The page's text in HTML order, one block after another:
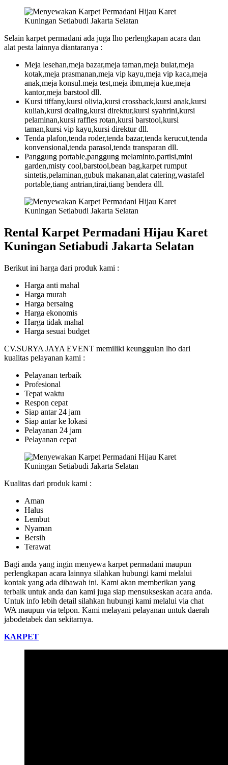
Selain karpet permadani ada juga lho perlengkapan acara dan
alat pesta lainnya diantaranya :
Meja lesehan,meja bazar,meja taman,meja bulat,meja
kotak,meja prasmanan,meja vip kayu,meja vip kaca,meja
anak,meja konsul.meja test,meja ibm,meja kue,meja
kantor,meja barstool dll.
Kursi tiffany,kursi olivia,kursi crossback,kursi anak,kursi
kuliah,kursi dealing,kursi direktur,kursi syahrini,kursi
pelaminan,kursi raffles rotan,kursi barstool,kursi
taman,kursi vip kayu,kursi direktur dll.
Tenda plafon,tenda roder,tenda bazar,tenda kerucut,tenda
konvensional,tenda parasol,tenda transparan dll.
Panggung portable,panggung melaminto,partisi,mini
garden,misty cool,barstool,bean bag,karpet rumput
sintetis,pelaminan,gubuk makanan,alat catering,wastafel
portable,tiang antrian,tirai,tiang bendera dll.
Rental Karpet Permadani Hijau Karet
Kuningan Setiabudi Jakarta Selatan
Berikut ini harga dari produk kami :
Harga anti mahal
Harga murah
Harga bersaing
Harga ekonomis
Harga tidak mahal
Harga sesuai budget
CV.SURYA JAYA EVENT memiliki keunggulan lho dari
kualitas pelayanan kami :
Pelayanan terbaik
Profesional
Tepat waktu
Respon cepat
Siap antar 24 jam
Siap antar ke lokasi
Pelayanan 24 jam
Pelayanan cepat
Kualitas dari produk kami :
Aman
Halus
Lembut
Nyaman
Bersih
Terawat
Bagi anda yang ingin menyewa karpet permadani maupun
perlengkapan acara lainnya silahkan hubungi kami melalui
kontak yang ada dibawah ini. Kami akan memberikan yang
terbaik untuk anda dan kami juga siap mensukseskan acara anda.
Untuk info lebih detail silahkan hubungi kami melalui via chat
WA maupun via telpon. Kami melayani pelayanan untuk daerah
jabodetabek dan sekitarnya.
KARPET